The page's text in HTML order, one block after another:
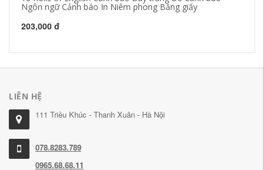
Ngôn ngữ Cảnh báo In Niêm phong Băng giấy
203,000 đ
LIÊN HỆ
111 Triều Khúc - Thanh Xuân - Hà Nội
078.8283.789
0965.68.68.11